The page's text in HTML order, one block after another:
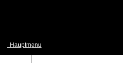
Hauptmenu